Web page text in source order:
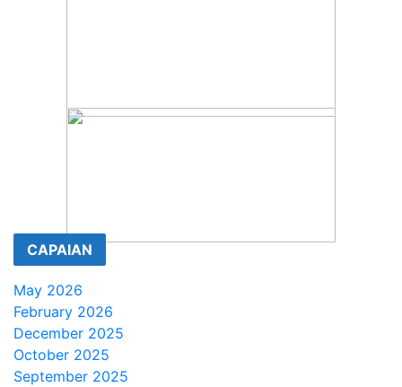
CAPAIAN
May 2026
February 2026
December 2025
October 2025
September 2025